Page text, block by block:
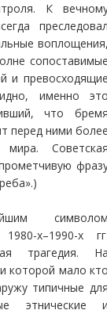
К
и
именно
что
перед ними
х–1990-х
трагедия.
которой мало
типичные
этнические